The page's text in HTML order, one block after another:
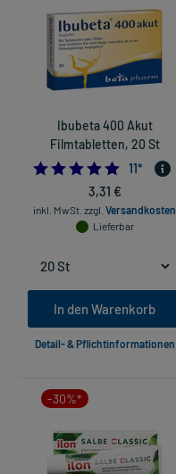
Ibubeta 400 Akut
Filmtabletten, 20 St
5.0
11*
3,31 €
inkl. MwSt. zzgl. Versandkosten
Lieferbar
In den Warenkorb
Detail- & Pflichtinformationen
-30%*